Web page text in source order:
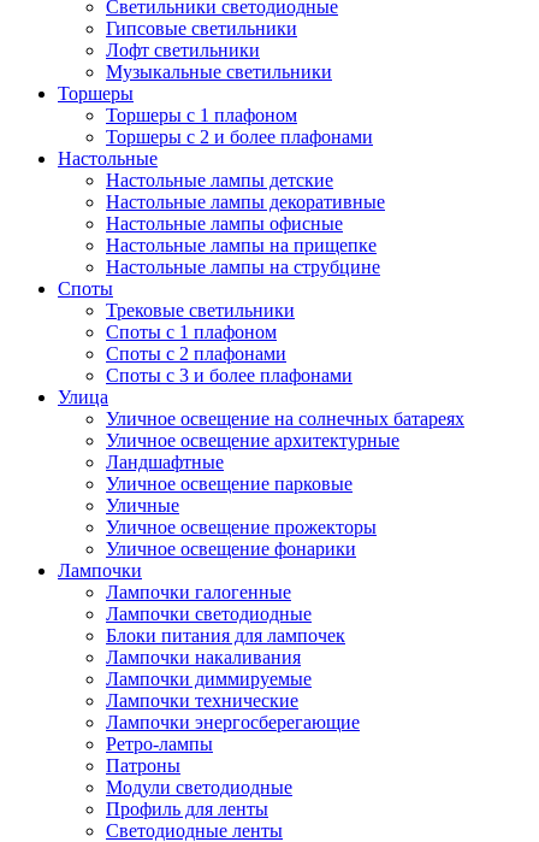
Светильники светодиодные
Гипсовые светильники
Лофт светильники
Музыкальные светильники
Торшеры
Торшеры с 1 плафоном
Торшеры с 2 и более плафонами
Настольные
Настольные лампы детские
Настольные лампы декоративные
Настольные лампы офисные
Настольные лампы на прищепке
Настольные лампы на струбцине
Споты
Трековые светильники
Споты с 1 плафоном
Споты с 2 плафонами
Споты с 3 и более плафонами
Улица
Уличное освещение на солнечных батареях
Уличное освещение архитектурные
Ландшафтные
Уличное освещение парковые
Уличные
Уличное освещение прожекторы
Уличное освещение фонарики
Лампочки
Лампочки галогенные
Лампочки светодиодные
Блоки питания для лампочек
Лампочки накаливания
Лампочки диммируемые
Лампочки технические
Лампочки энергосберегающие
Ретро-лампы
Патроны
Модули светодиодные
Профиль для ленты
Светодиодные ленты